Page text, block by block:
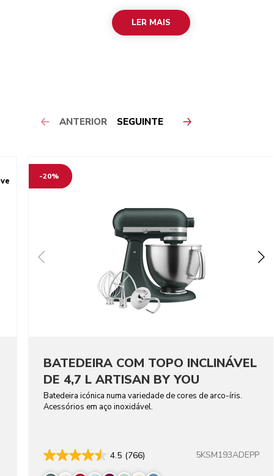
LER MAIS
ANTERIOR SEGUINTE
-20%
BATEDEIRA COM TOPO INCLINÁVEL
DE 4,7 L ARTISAN BY YOU
Batedeira icónica numa variedade de cores de arco-íris.
Acessórios em aço inoxidável.
4.5 (766) 5KSM193ADEPP